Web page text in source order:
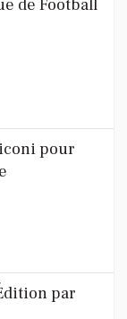
de Football
pour
par